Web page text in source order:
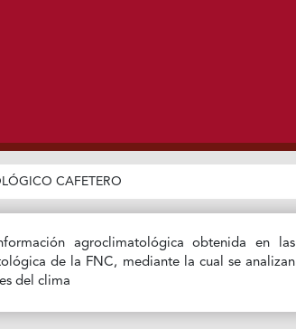
CAFETERO
agroclimatológica obtenida en las
de la FNC, mediante la cual se analizan
del clima